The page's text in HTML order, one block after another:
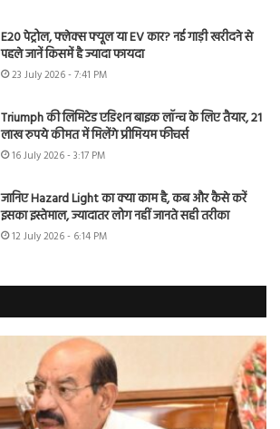
E20 पेट्रोल, फ्लेक्स फ्यूल या EV कार? नई गाड़ी खरीदने से
पहले जानें किसमें है ज्यादा फायदा
23 July 2026 - 7:41 PM
Triumph की लिमिटेड एडिशन बाइक लॉन्च के लिए तैयार, 21
लाख रुपये कीमत में मिलेंगे प्रीमियम फीचर्स
16 July 2026 - 3:17 PM
जानिए Hazard Light का क्या काम है, कब और कैसे करें
इसका इस्तेमाल, ज्यादातर लोग नहीं जानते सही तरीका
12 July 2026 - 6:14 PM